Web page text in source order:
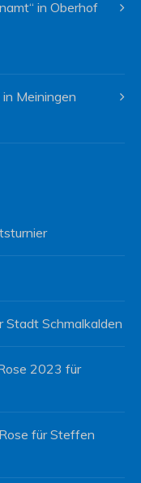
in Oberhof
Meiningen
Stadt Schmalkalden
2023 für
für Steffen